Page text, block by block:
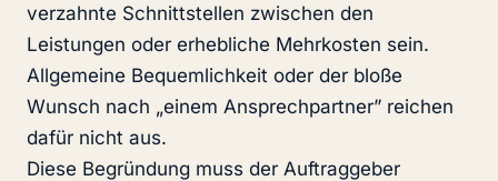
verzahnte Schnittstellen zwischen den
Leistungen oder erhebliche Mehrkosten sein.
Allgemeine Bequemlichkeit oder der bloße
Wunsch nach „einem Ansprechpartner” reichen
dafür nicht aus.
Diese Begründung muss der Auftraggeber